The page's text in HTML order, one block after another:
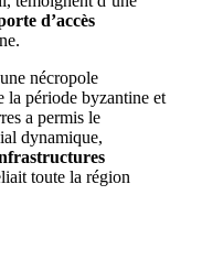
d’accès
nécropole
la période byzantine et
a permis le
dynamique,
toute la région